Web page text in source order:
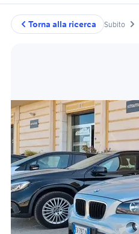
Torna alla ricerca Subito